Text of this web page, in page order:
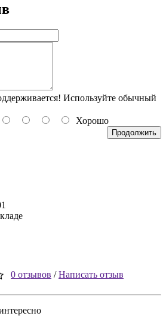
Используйте обычный
Хорошо
Продолжить
0 отзывов /Написать отзыв